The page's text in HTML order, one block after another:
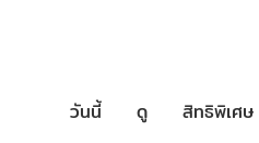
วันนี้ ดู สิทธิพิเศษ